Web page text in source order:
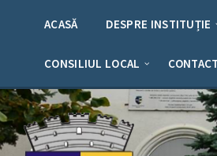
ACASĂ DESPRE INSTITUȚIE
CONSILIUL LOCAL CONTACT